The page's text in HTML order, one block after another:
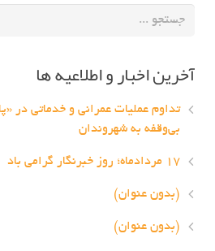
آخرین اخبار و اطلاعیه ها
تداوم عملیات عمرانی و خدماتی در
بی‌وقفه به شهروندان
۱۷ مردادماه؛ روز خبرنگار گرامی باد
(بدون عنوان)
(بدون عنوان)